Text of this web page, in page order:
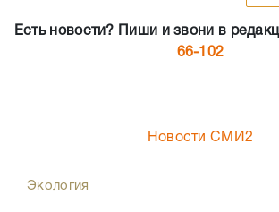
Есть новости? Пиши и звони в
66-102
Новости СМИ2
Экология